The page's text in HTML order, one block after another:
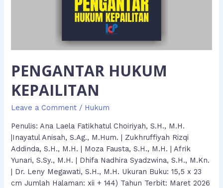
PENGANTAR HUKUM
KEPAILITAN
Leave a Comment / Hukum
Penulis: Ana Laela Fatikhatul Choiriyah, S.H., M.H.
|Inayatul Anisah, S.Ag., M.Hum. | Zukhruffiyah Rizqi
Addinda, S.H., M.H. | Moza Fausta, S.H., M.H. | Afrik
Yunari, S.Sy., M.H. | Dhifa Nadhira Syadzwina, S.H., M.Kn.
| Dr. Leny Megawati, S.H., M.H. Ukuran Buku: 15,5 x 23
cm Jumlah Halaman: xii + 144) Tahun Terbit: Maret 2026